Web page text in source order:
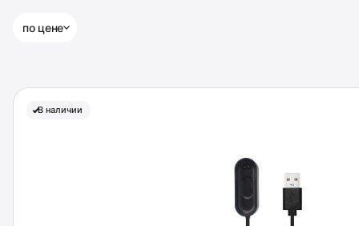
по цене
В наличии